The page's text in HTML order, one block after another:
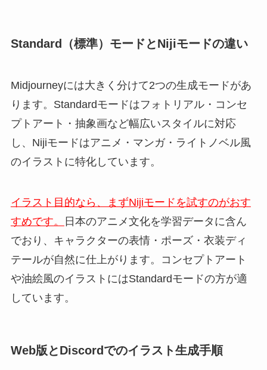
Standard（標準）モードとNijiモードの違い
Midjourneyには大きく分けて2つの生成モードがあ
ります。Standardモードはフォトリアル・コンセ
プトアート・抽象画など幅広いスタイルに対応
し、Nijiモードはアニメ・マンガ・ライトノベル風
のイラストに特化しています。
イラスト目的なら、まずNijiモードを試すのがおす
すめです。
日本のアニメ文化を学習データに含ん
でおり、キャラクターの表情・ポーズ・衣装ディ
テールが自然に仕上がります。コンセプトアート
や油絵風のイラストにはStandardモードの方が適
しています。
Web版とDiscordでのイラスト生成手順